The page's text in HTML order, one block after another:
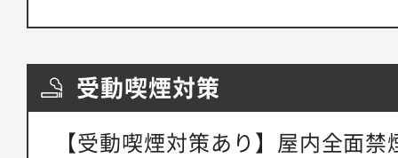
受動喫煙対策
【受動喫煙対策あり】屋内全面禁